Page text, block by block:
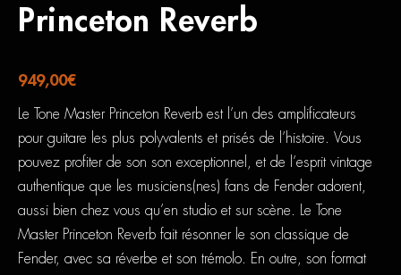
Princeton Reverb
949,00€
Le Tone Master Princeton Reverb est l’un des amplificateurs
pour guitare les plus polyvalents et prisés de l’histoire. Vous
pouvez profiter de son son exceptionnel, et de l’esprit vintage
authentique que les musiciens(nes) fans de Fender adorent,
aussi bien chez vous qu’en studio et sur scène. Le Tone
Master Princeton Reverb fait résonner le son classique de
Fender, avec sa réverbe et son trémolo. En outre, son format